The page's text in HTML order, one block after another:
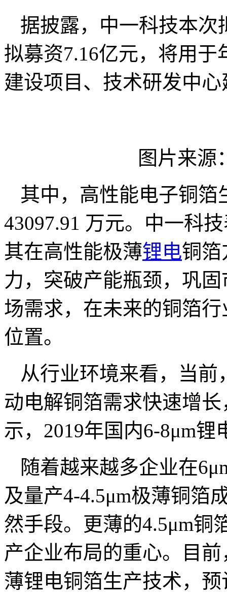
据披露，中一科技本次
拟募资7.16亿元，将用
建设项目、技术研发中
图片来源
其中，高性能电子铜
43097.91 万元。中一科
其在高性能极薄锂电铜箔
力，突破产能瓶颈，巩
场需求，在未来的铜箔
位置。
从行业环境来看，当
动电解铜箔需求快速增
示，2019年国内6-8μm
随着越来越多企业在
及量产4-4.5μm极薄铜箔
然手段。更薄的4.5μm铜
产企业布局的重心。目
薄锂电铜箔生产技术，